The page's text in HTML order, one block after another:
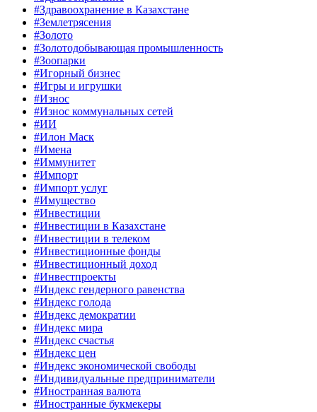
#Здравоохранение в Казахстане
#Землетрясения
#Золото
#Золотодобывающая промышленность
#Зоопарки
#Игорный бизнес
#Игры и игрушки
#Износ
#Износ коммунальных сетей
#ИИ
#Илон Маск
#Имена
#Иммунитет
#Импорт
#Импорт услуг
#Имущество
#Инвестиции
#Инвестиции в Казахстане
#Инвестиции в телеком
#Инвестиционные фонды
#Инвестиционный доход
#Инвестпроекты
#Индекс гендерного равенства
#Индекс голода
#Индекс демократии
#Индекс мира
#Индекс счастья
#Индекс цен
#Индекс экономической свободы
#Индивидуальные предприниматели
#Иностранная валюта
#Иностранные букмекеры